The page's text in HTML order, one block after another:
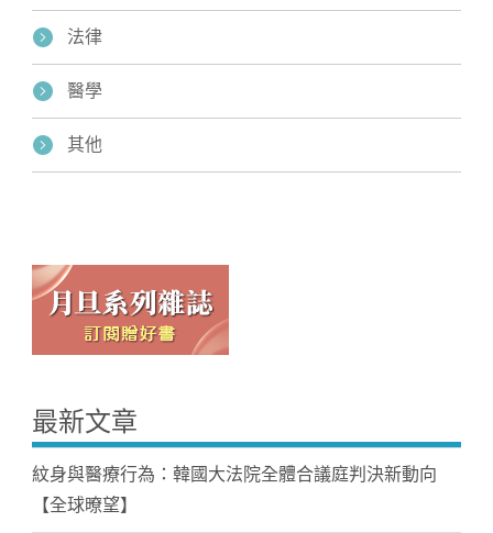
法律
醫學
其他
最新文章
紋身與醫療行為：韓國大法院全體合議庭判決新動向
【全球暸望】